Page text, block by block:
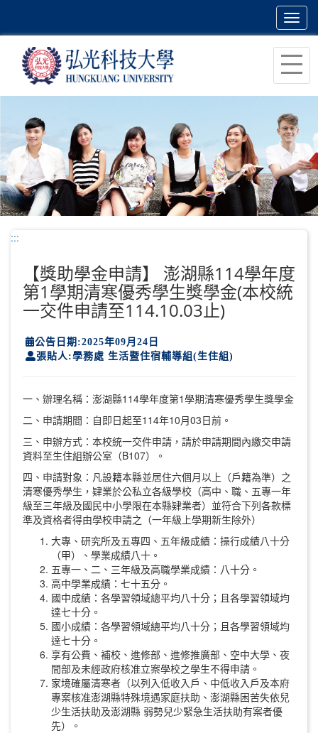
主
容
區
塊
:::
【獎助學金申請】 澎湖縣114學年度
第1學期清寒優秀學生獎學金(本校統
一交件申請至114.10.03止)
公告日期:2025年09月24日
張貼人:學務處 生活暨住宿輔導組(生住組)
一、辦理名稱：澎湖縣114學年度第1學期清寒優秀學生獎學金
二、申請期間：自即日起至114年10月03日前。
三、申辦方式：本校統一交件申請，請於申請期間內繳交申請
資料至生住組辦公室（B107）。
四、申請對象：凡設籍本縣並居住六個月以上（戶籍為準）之
清寒優秀學生，肄業於公私立各級學校（高中、職、五專一年
級至三年級及國民中小學限在本縣肄業者）並符合下列各款標
準及資格者得由學校申請之（一年級上學期新生除外）
大專、研究所及五專四、五年級成績：操行成績八十分
（甲）、學業成績八十。
五專一、二、三年級及高職學業成績：八十分。
高中學業成績：七十五分。
國中成績：各學習領域總平均八十分；且各學習領域均
達七十分。
國小成績：各學習領域總平均八十分；且各學習領域均
達七十分。
享有公費、補校、進修部、進修推廣部、空中大學、夜
間部及未經政府核准立案學校之學生不得申請。
家境確屬清寒者（以列入低收入戶、中低收入戶及本府
專案核准澎湖縣特殊境遇家庭扶助、澎湖縣困苦失依兒
少生活扶助及澎湖縣 弱勢兒少緊急生活扶助有案者優
先）。